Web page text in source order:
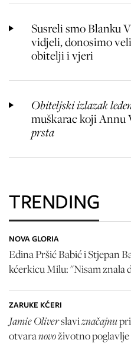
Susreli smo Blanku
vidjeli, donosimo
obitelji i vjeri
Obiteljski izlazak
muškarac koji
prsta
TRENDING
NOVA GLORIA
Edina Pršić Babić i Stjepan
kćerkicu Milu: "Nisam znala
ZARUKE KĆERI
Jamie Oliverslaviznačajnu
otvaranovoživotno poglavlje